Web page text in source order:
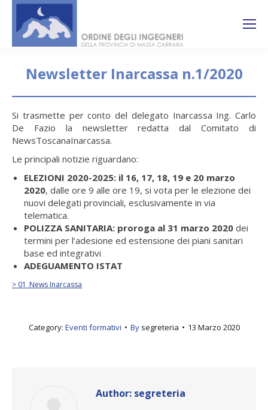
Newsletter Inarcassa n.1/2020
Si trasmette per conto del delegato Inarcassa Ing. Carlo
De Fazio la newsletter redatta dal Comitato di
NewsToscanaInarcassa.
Le principali notizie riguardano:
ELEZIONI 2020-2025: il 16, 17, 18, 19 e 20 marzo
2020, dalle ore 9 alle ore 19, si vota per le elezione dei
nuovi delegati provinciali, esclusivamente in via
telematica.
POLIZZA SANITARIA: proroga al 31 marzo 2020 dei
termini per l’adesione ed estensione dei piani sanitari
base ed integrativi
ADEGUAMENTO ISTAT
> 01_News Inarcassa
Category: Eventi formativi By segreteria 13 Marzo 2020
Author: segreteria